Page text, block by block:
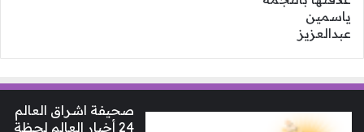
صحيفة اشراق العالم
24 أخبار العالم لحظة